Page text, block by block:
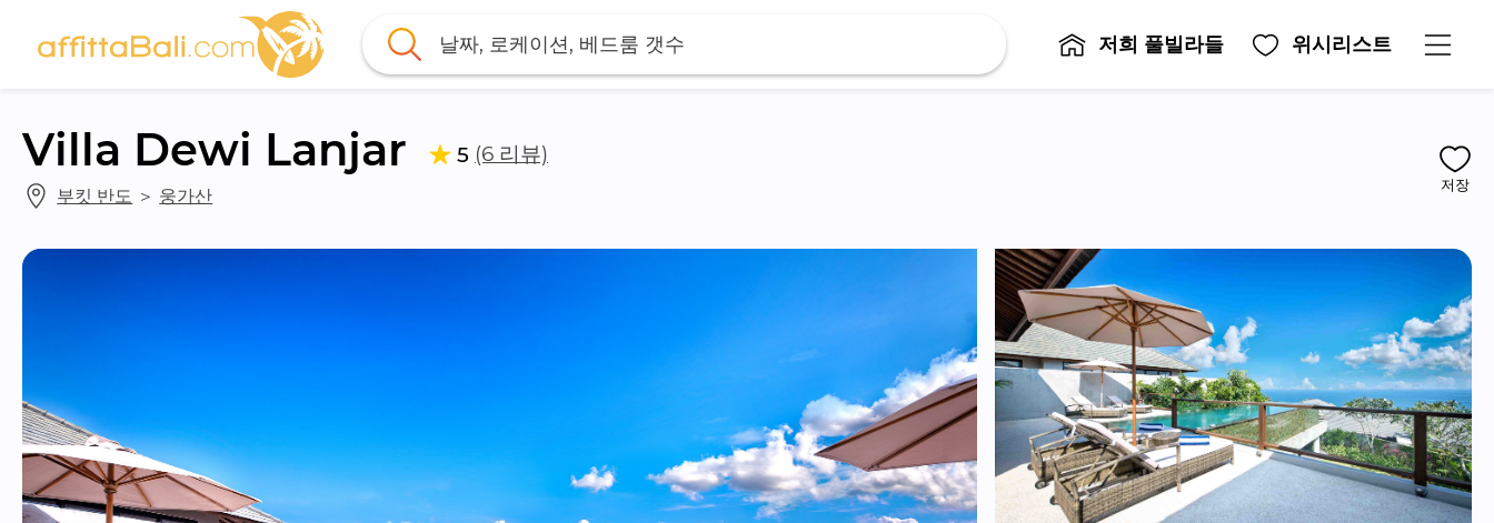
날짜, 로케이션, 베드룸 갯수 저희 풀빌라들 위시리스트
Villa Dewi Lanjar 5 (6 리뷰)
부킷 반도 ＞ 웅가산 저장